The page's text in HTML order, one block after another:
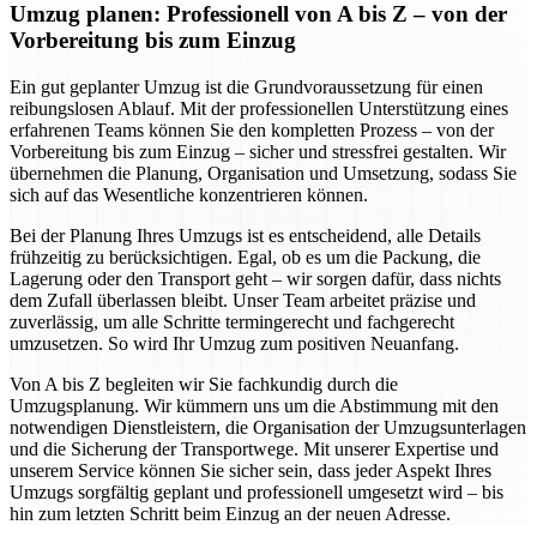
Umzug planen: Professionell von A bis Z – von der
Vorbereitung bis zum Einzug
Ein gut geplanter Umzug ist die Grundvoraussetzung für einen
reibungslosen Ablauf. Mit der professionellen Unterstützung eines
erfahrenen Teams können Sie den kompletten Prozess – von der
Vorbereitung bis zum Einzug – sicher und stressfrei gestalten. Wir
übernehmen die Planung, Organisation und Umsetzung, sodass Sie
sich auf das Wesentliche konzentrieren können.
Bei der Planung Ihres Umzugs ist es entscheidend, alle Details
frühzeitig zu berücksichtigen. Egal, ob es um die Packung, die
Lagerung oder den Transport geht – wir sorgen dafür, dass nichts
dem Zufall überlassen bleibt. Unser Team arbeitet präzise und
zuverlässig, um alle Schritte termingerecht und fachgerecht
umzusetzen. So wird Ihr Umzug zum positiven Neuanfang.
Von A bis Z begleiten wir Sie fachkundig durch die
Umzugsplanung. Wir kümmern uns um die Abstimmung mit den
notwendigen Dienstleistern, die Organisation der Umzugsunterlagen
und die Sicherung der Transportwege. Mit unserer Expertise und
unserem Service können Sie sicher sein, dass jeder Aspekt Ihres
Umzugs sorgfältig geplant und professionell umgesetzt wird – bis
hin zum letzten Schritt beim Einzug an der neuen Adresse.